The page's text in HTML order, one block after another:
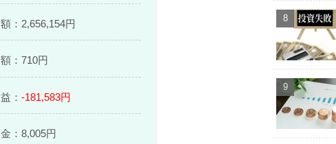
：2,656,154円
：710円
： -181,583円
：8,005円